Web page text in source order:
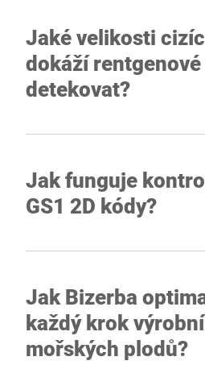
Jaké velikosti
dokáží
detekovat?
Jak funguje
GS1 2D kódy?
Jak Bizerba
každý krok
mořských plodů?